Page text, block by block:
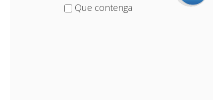
Que contenga